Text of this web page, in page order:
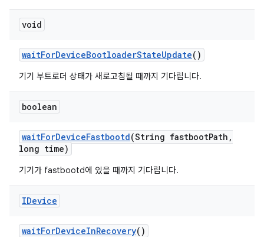
void
waitForDeviceBootloaderStateUpdate()
기기 부트로더 상태가 새로고침될 때까지 기다립니다.
boolean
waitForDeviceFastbootd(String fastbootPath ,
long time)
기기가 fastbootd에 있을 때까지 기다립니다.
IDevice
waitForDeviceInRecovery()